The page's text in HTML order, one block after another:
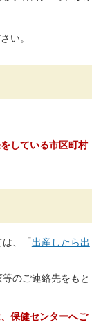
い。
している市区町村
、「出産したら出
のご連絡先をもと
保健センターへご